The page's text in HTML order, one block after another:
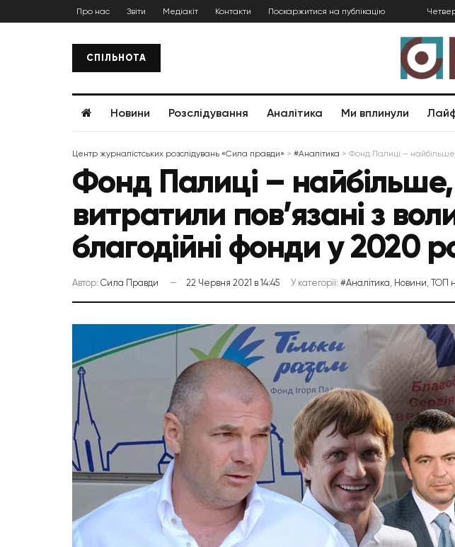
Про нас Звіти Медіакіт Контакти Поскаржитися на публікацію
СПІЛЬНОТА
Новини Розслідування Аналітика Ми вплинули
Центр журналістських розслідувань «Сила правди» > #Аналітика > Фонд Палиці – найбільше,
Фонд Палиці – найбільше,
витратили пов’язані з
благодійні фонди у 2020
Автор: Сила Правди 22 Червня 2021 в 14:45 У категорії: #Аналітика, Новини, ТОП